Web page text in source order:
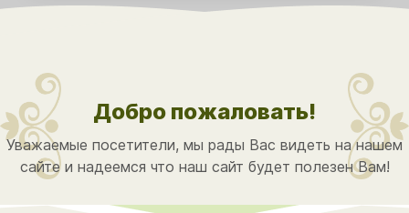
Добро пожаловать!
Уважаемые посетители, мы рады Вас видеть на нашем
сайте и надеемся что наш сайт будет полезен Вам!